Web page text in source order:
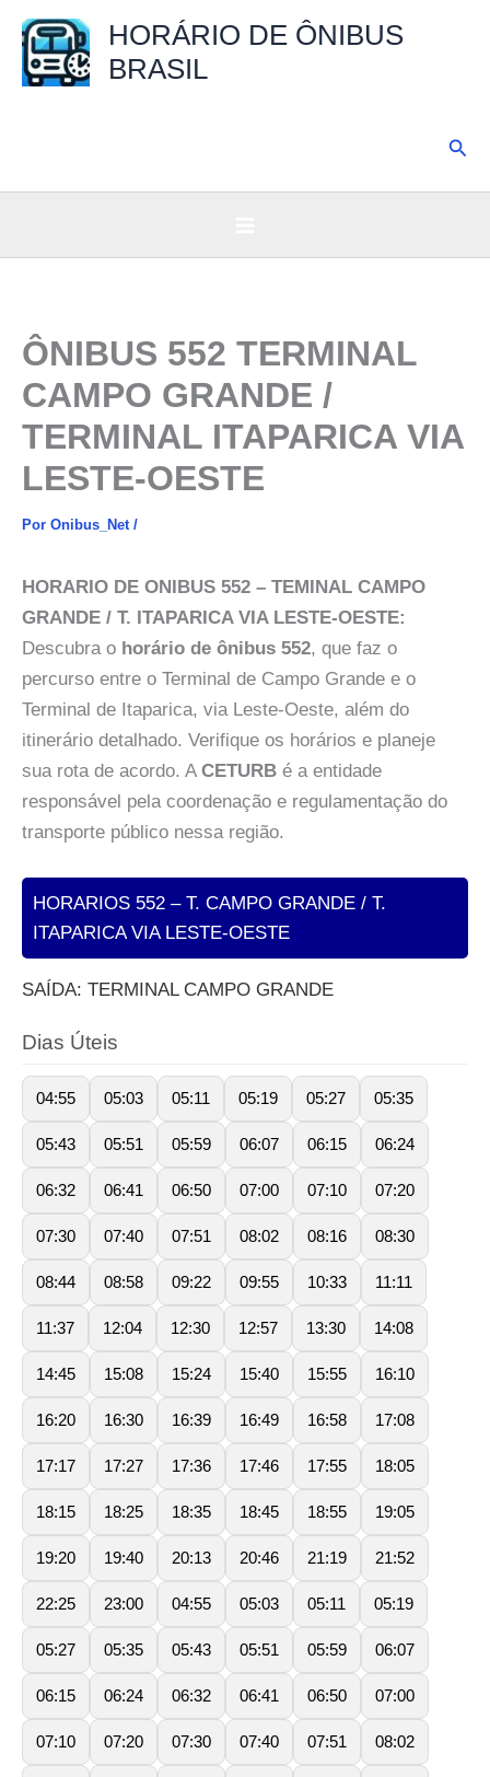
para
HORÁRIO DE ÔNIBUS
BRASIL
ÔNIBUS 552 TERMINAL
CAMPO GRANDE /
TERMINAL ITAPARICA VIA
LESTE-OESTE
Por Onibus_Net /
HORARIO DE ONIBUS 552 – TEMINAL CAMPO
GRANDE / T. ITAPARICA VIA LESTE-OESTE:
Descubra o horário de ônibus 552, que faz o
percurso entre o Terminal de Campo Grande e o
Terminal de Itaparica, via Leste-Oeste, além do
itinerário detalhado. Verifique os horários e planeje
sua rota de acordo. A CETURB é a entidade
responsável pela coordenação e regulamentação do
transporte público nessa região.
HORARIOS 552 – T. CAMPO GRANDE / T.
ITAPARICA VIA LESTE-OESTE
SAÍDA: TERMINAL CAMPO GRANDE
Dias Úteis
04:55 05:03 05:11 05:19 05:27 05:35
05:43 05:51 05:59 06:07 06:15 06:24
06:32 06:41 06:50 07:00 07:10 07:20
07:30 07:40 07:51 08:02 08:16 08:30
08:44 08:58 09:22 09:55 10:33 11:11
11:37 12:04 12:30 12:57 13:30 14:08
14:45 15:08 15:24 15:40 15:55 16:10
16:20 16:30 16:39 16:49 16:58 17:08
17:17 17:27 17:36 17:46 17:55 18:05
18:15 18:25 18:35 18:45 18:55 19:05
19:20 19:40 20:13 20:46 21:19 21:52
22:25 23:00 04:55 05:03 05:11 05:19
05:27 05:35 05:43 05:51 05:59 06:07
06:15 06:24 06:32 06:41 06:50 07:00
07:10 07:20 07:30 07:40 07:51 08:02